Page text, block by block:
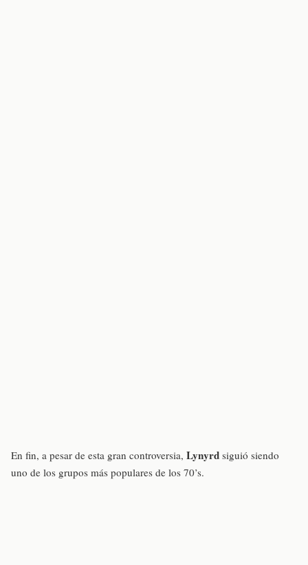
En fin, a pesar de esta gran controversia, Lynyrd siguió siendo
uno de los grupos más populares de los 70’s.